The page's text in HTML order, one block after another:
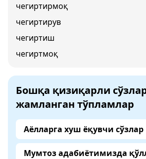
чегиртирмоқ
чегиртирув
чегиртиш
чегиртмоқ
Бошқа қизиқарли
жамланган тўпламлар
Аёлларга хуш ёқувчи сўзлар
Мумтоз адабиётимизда